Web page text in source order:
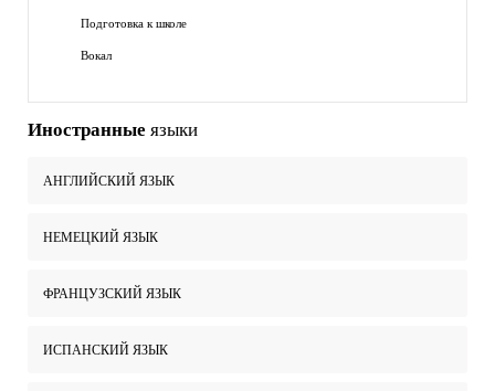
Подготовка к школе
Вокал
Иностранные языки
АНГЛИЙСКИЙ ЯЗЫК
НЕМЕЦКИЙ ЯЗЫК
ФРАНЦУЗСКИЙ ЯЗЫК
ИСПАНСКИЙ ЯЗЫК